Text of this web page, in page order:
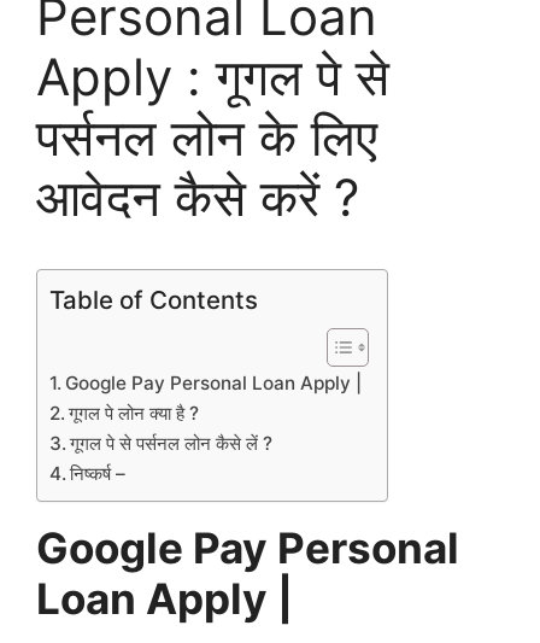
Personal Loan
Apply : गूगल पे से
पर्सनल लोन के लिए
आवेदन कैसे करें ?
Table of Contents
Google Pay Personal Loan Apply |
गूगल पे लोन क्या है ?
गूगल पे से पर्सनल लोन कैसे लें ?
निष्कर्ष –
Google Pay Personal
Loan Apply |